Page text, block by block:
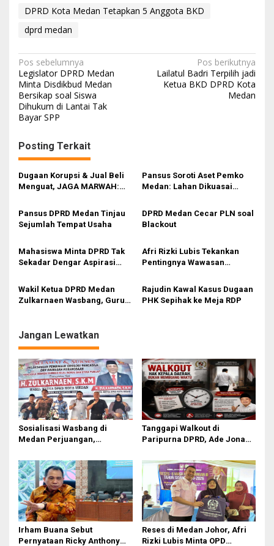
DPRD Kota Medan Tetapkan 5 Anggota BKD
dprd medan
N
a
v
i
a
s
i
o
Pos sebelumnya
Legislator DPRD Medan
Minta Disdikbud Medan
Bersikap soal Siswa
Dihukum di Lantai Tak
Bayar SPP
Pos berikutnya
Lailatul Badri Terpilih jadi
Ketua BKD DPRD Kota
Medan
Posting Terkait
Dugaan Korupsi & Jual Beli
Menguat, JAGA MARWAH:
Dilantik di Kepemimpinan
Rico Waas
Pansus Soroti Aset Pemko
Medan: Lahan Dikuasai
Pansus DPRD Medan Tinjau
Sejumlah Tempat Usaha
DPRD Medan Cecar PLN soal
Blackout
Mahasiswa Minta DPRD Tak
Sekadar Dengar Aspirasi
Afri Rizki Lubis Tekankan
Pentingnya Wawasan
Nilai Pancasila di Tengah Era
Digital
Wakil Ketua DPRD Medan
Zulkarnaen Wasbang, Guru
Pendidik
Rajudin Kawal Kasus Dugaan
PHK Sepihak ke Meja RDP
Jangan Lewatkan
Sosialisasi Wasbang di
Medan Perjuangan,
Perjuangkan Ruang Bermain
Anak
Tanggapi Walkout di
Paripurna DPRD, Ade Jona
Sebagai Kepala Daerah
Irham Buana Sebut
Pernyataan Ricky Anthony
Reses di Medan Johor, Afri
Rizki Lubis Minta OPD